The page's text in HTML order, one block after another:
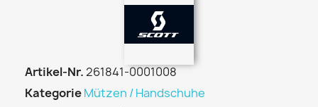
Artikel-Nr.261841-0001008
KategorieMützen / Handschuhe